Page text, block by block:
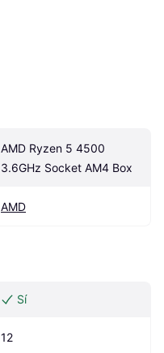
AMD Ryzen 5 4500
3.6GHz Socket AM4 Box
AMD
Sí
12